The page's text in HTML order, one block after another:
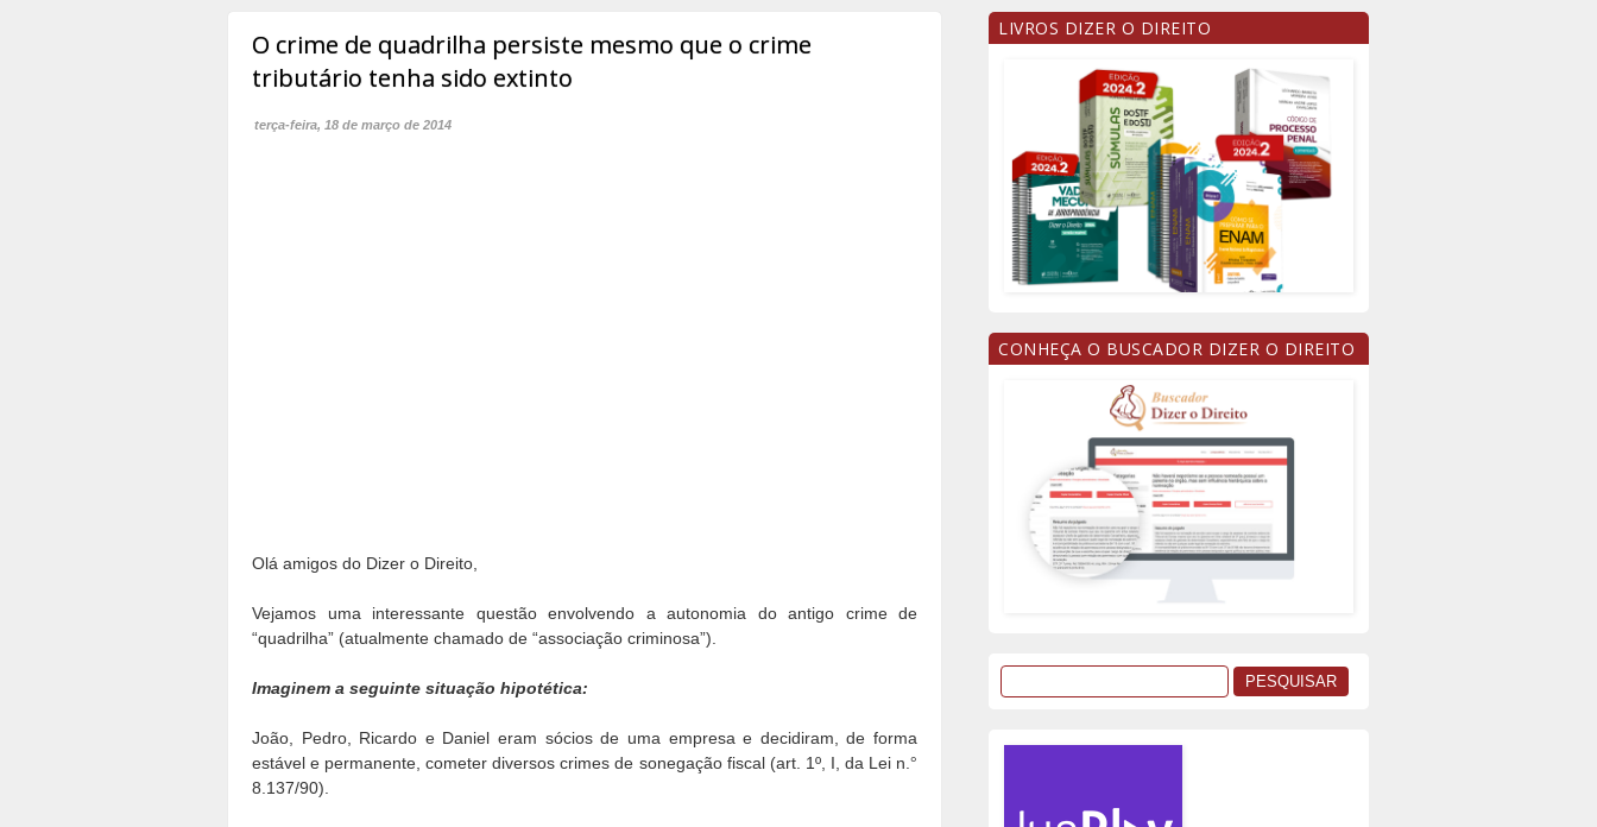
O crime de quadrilha persiste mesmo que o crime
tributário tenha sido extinto
terça-feira, 18 de março de 2014
Olá amigos do Dizer o Direito,
Vejamos uma interessante questão envolvendo a autonomia do antigo crime de
“quadrilha” (atualmente chamado de “associação criminosa”).
Imaginem a seguinte situação hipotética:
João, Pedro, Ricardo e Daniel eram sócios de uma empresa e decidiram, de forma
estável e permanente, cometer diversos crimes de sonegação fiscal (art. 1º, I, da Lei n. °
8.137/90).
LIVROS DIZER O DIREITO
CONHEÇA O BUSCADOR DIZER O DIREITO